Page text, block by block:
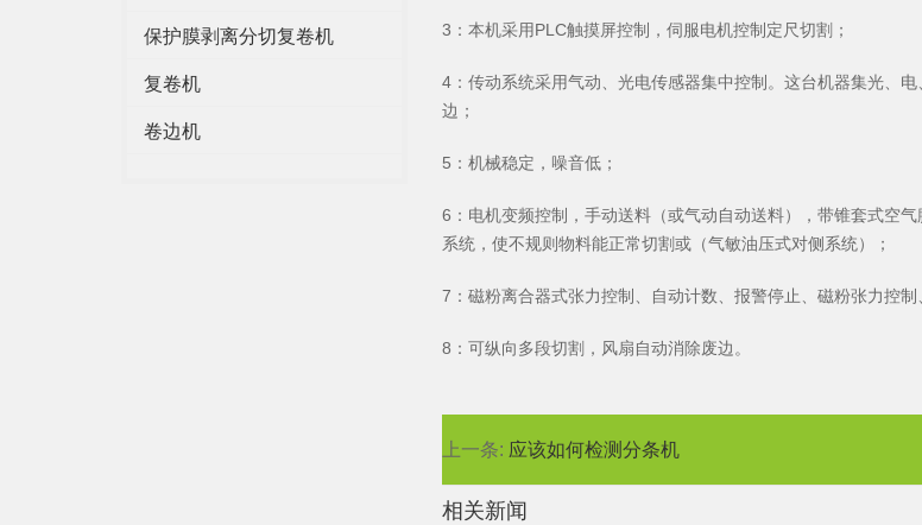
保护膜剥离分切复卷机
复卷机
卷边机
3：本机采用PLC触摸屏控制，伺服电机控制定尺切割；
4：传动系统采用气动、光电传感器集中控制。这台机器集光、
边；
5：机械稳定，噪音低；
6：电机变频控制，手动送料（或气动自动送料），带锥套式空
系统，使不规则物料能正常切割或（气敏油压式对侧系统）；
7：磁粉离合器式张力控制、自动计数、报警停止、磁粉张力控制
8：可纵向多段切割，风扇自动消除废边。
上一条: 应该如何检测分条机
相关新闻